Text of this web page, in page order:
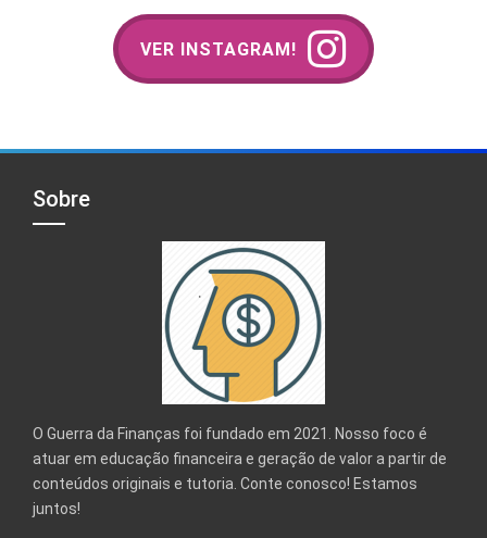
VER INSTAGRAM!
Sobre
O Guerra da Finanças foi fundado em 2021. Nosso foco é
atuar em educação financeira e geração de valor a partir de
conteúdos originais e tutoria. Conte conosco! Estamos
juntos!